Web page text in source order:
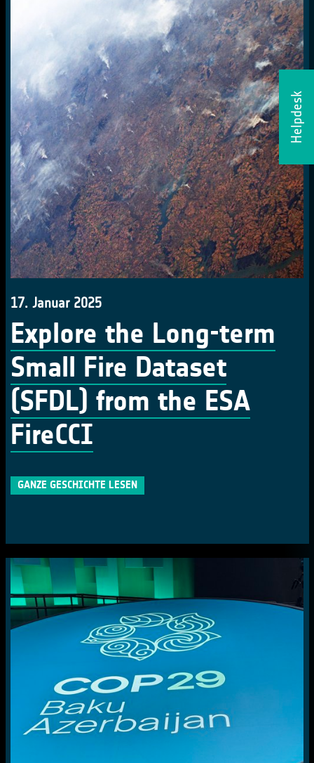
Helpdesk
17. Januar 2025
Explore the Long-term
Small Fire Dataset
(SFDL) from the ESA
FireCCI
GANZE GESCHICHTE LESEN